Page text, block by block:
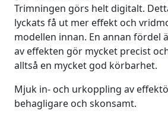
Trimningen görs helt digitalt.
lyckats få ut mer effekt och
modellen innan. En annan fördel
av effekten gör mycket precist
alltså en mycket god körbarhet.
Mjuk in- och urkoppling av
behagligare och skonsamt.